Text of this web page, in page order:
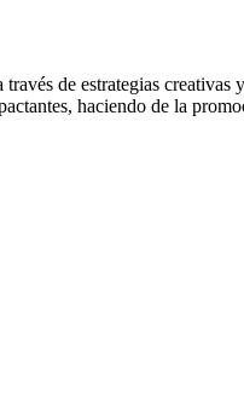
de estrategias
haciendo de la